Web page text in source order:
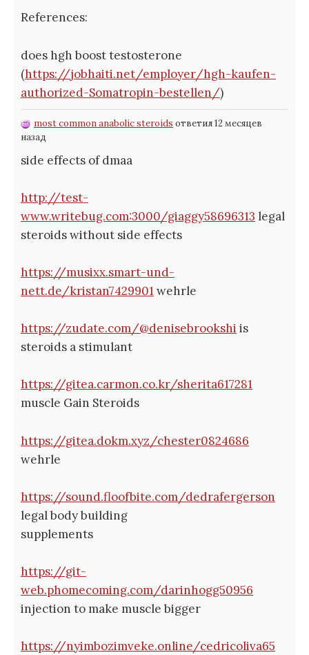
References:
does hgh boost testosterone
(https://jobhaiti.net/employer/hgh-kaufen-
authorized-Somatropin-bestellen/)
most common anabolic steroids ответил 12 месяцев
назад
side effects of dmaa
http://test-
www.writebug.com:3000/giaggy58696313 legal
steroids without side effects
https://musixx.smart-und-
nett.de/kristan7429901 wehrle
https://zudate.com/@denisebrookshi is
steroids a stimulant
https://gitea.carmon.co.kr/sherita617281
muscle Gain Steroids
https://gitea.dokm.xyz/chester0824686
wehrle
https://sound.floofbite.com/dedrafergerson
legal body building
supplements
https://git-
web.phomecoming.com/darinhogg50956
injection to make muscle bigger
https://nyimbozimveke.online/cedricoliva65